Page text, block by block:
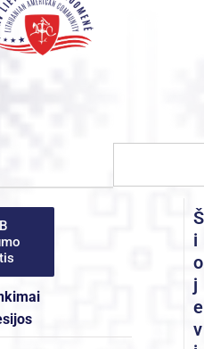
Š
i
o
j
e
v